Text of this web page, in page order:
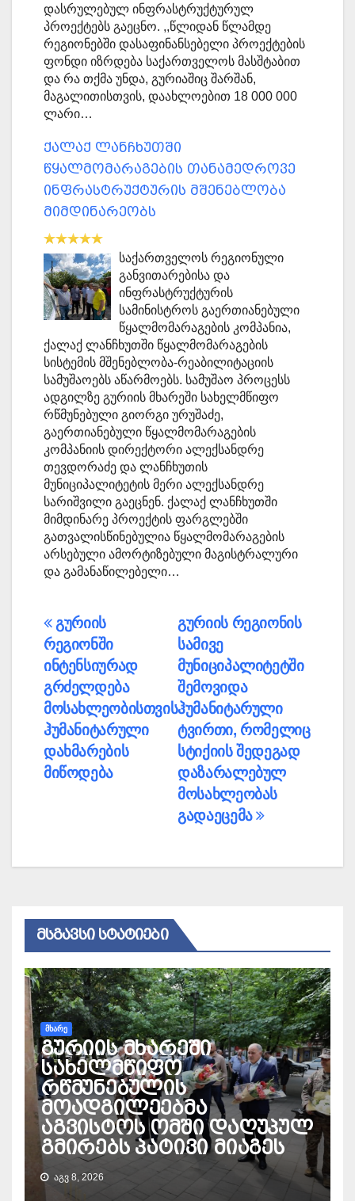
დასრულებულ ინფრასტრუქტურულ
პროექტებს გაეცნო. ,,წლიდან წლამდე
რეგიონებში დასაფინანსებელი პროექტების
ფონდი იზრდება საქართველოს მასშტაბით
და რა თქმა უნდა, გურიაშიც შარშან,
მაგალითისთვის, დაახლოებით 18 000 000
ლარი…
ქალაქ ლანჩხუთში
წყალმომარაგების თანამედროვე
ინფრასტრუქტურის მშენებლობა
მიმდინარეობს
საქართველოს რეგიონული
განვითარებისა და
ინფრასტრუქტურის
სამინისტროს გაერთიანებული
წყალმომარაგების კომპანია,
ქალაქ ლანჩხუთში წყალმომარაგების
სისტემის მშენებლობა-რეაბილიტაციის
სამუშაოებს აწარმოებს. სამუშაო პროცესს
ადგილზე გურიის მხარეში სახელმწიფო
რწმუნებული გიორგი ურუშაძე,
გაერთიანებული წყალმომარაგების
კომპანიის დირექტორი ალექსანდრე
თევდორაძე და ლანჩხუთის
მუნიციპალიტეტის მერი ალექსანდრე
სარიშვილი გაეცნენ. ქალაქ ლანჩხუთში
მიმდინარე პროექტის ფარგლებში
გათვალისწინებულია წყალმომარაგების
არსებული ამორტიზებული მაგისტრალური
და გამანაწილებელი…
პოსტის
ნავიგაცია
გურიის რეგიონის
სამივე
მუნიციპალიტეტში
შემოვიდა
ჰუმანიტარული
ტვირთი, რომელიც
სტიქიის შედეგად
დაზარალებულ
მოსახლეობას
გადაეცემა
გურიის
რეგიონში
ინტენსიურად
გრძელდება
მოსახლეობისთვის
ჰუმანიტარული
დახმარების
მიწოდება
ᲛᲡᲒᲐᲕᲡᲘ ᲡᲢᲐᲢᲘᲔᲑᲘ
ᲛᲮᲐᲠᲔ
გურიის მხარეში
სახელმწიფო
რწმუნებულის
მოადგილეებმა
აგვისტოს ომში დაღუპულ
გმირებს პატივი მიაგეს
ᲐᲒᲕ 8, 2026